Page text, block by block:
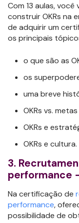
Com 13 aulas,
construir OKRs na
de adquirir um
os principais
o que são as
os
uma breve
OKRs vs.
OKRs e
OKRs e cultura.
3.
performance
Na certificação de
performance,
possibilidade de